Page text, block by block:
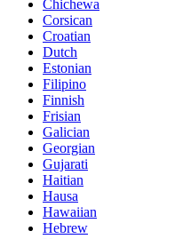
Chichewa
Corsican
Croatian
Dutch
Estonian
Filipino
Finnish
Frisian
Galician
Georgian
Gujarati
Haitian
Hausa
Hawaiian
Hebrew